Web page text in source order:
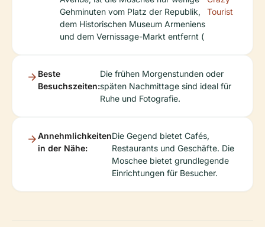
Gehminuten vom Platz der Republik,
dem Historischen Museum Armeniens
und dem Vernissage-Markt entfernt (
Tourist
Beste
Besuchszeiten:
Die frühen Morgenstunden oder
späten Nachmittage sind ideal für
Ruhe und Fotografie.
Annehmlichkeiten
in der Nähe:
Die Gegend bietet Cafés,
Restaurants und Geschäfte. Die
Moschee bietet grundlegende
Einrichtungen für Besucher.